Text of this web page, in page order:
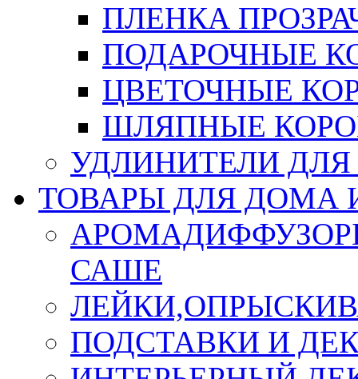
ПЛЕНКА
ПОДАРОЧНЫЕ
ЦВЕТОЧНЫЕ
ШЛЯПНЫЕ
УДЛИНИТЕЛИ
ТОВАРЫ ДЛЯ ДОМА
САШЕ
ПОДСТАВКИ И